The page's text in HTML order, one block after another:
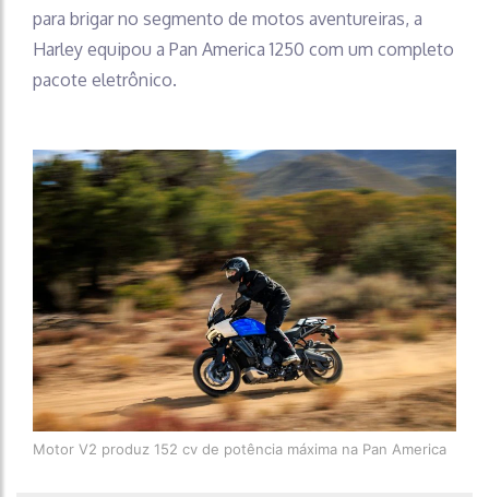
para brigar no segmento de motos aventureiras, a
Harley equipou a Pan America 1250 com um completo
pacote eletrônico.
Motor V2 produz 152 cv de potência máxima na Pan America